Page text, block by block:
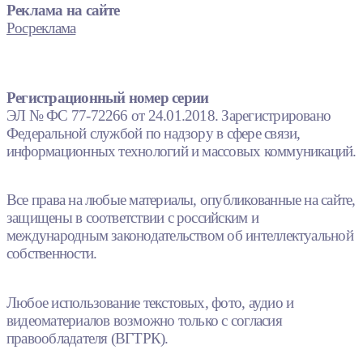
Реклама на сайте
Росреклама
Регистрационный номер серии
ЭЛ № ФС 77-72266 от 24.01.2018. Зарегистрировано
Федеральной службой по надзору в сфере связи,
информационных технологий и массовых коммуникаций.
Все права на любые материалы, опубликованные на сайте,
защищены в соответствии с российским и
международным законодательством об интеллектуальной
собственности.
Любое использование текстовых, фото, аудио и
видеоматериалов возможно только с согласия
правообладателя (ВГТРК).